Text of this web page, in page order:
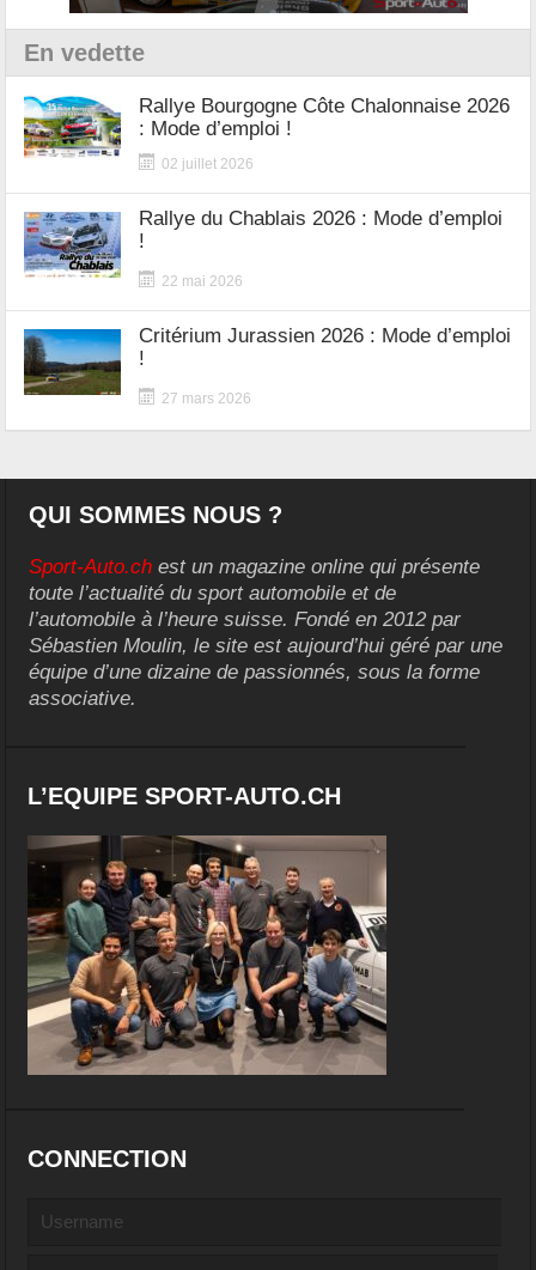
En vedette
Rallye Bourgogne Côte Chalonnaise 2026
: Mode d’emploi !
02 juillet 2026
Rallye du Chablais 2026 : Mode d’emploi
!
22 mai 2026
Critérium Jurassien 2026 : Mode d’emploi
!
27 mars 2026
QUI SOMMES NOUS ?
Sport-Auto.ch est un magazine online qui présente
toute l’actualité du sport automobile et de
l’automobile à l’heure suisse. Fondé en 2012 par
Sébastien Moulin, le site est aujourd’hui géré par une
équipe d’une dizaine de passionnés, sous la forme
associative.
L’EQUIPE SPORT-AUTO.CH
CONNECTION